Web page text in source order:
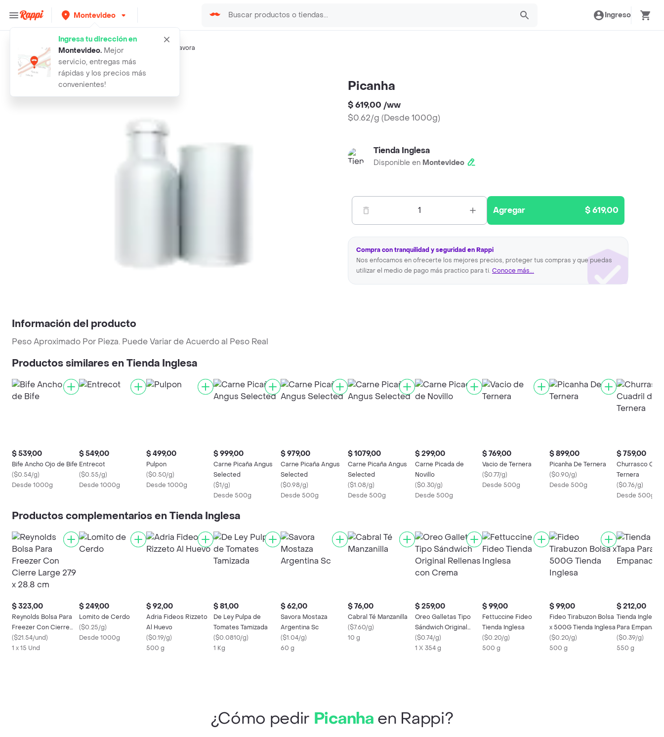
Montevideo
Ingresa tu dirección en
Montevideo. Mejor
servicio, entregas más
rápidas y los precios más
convenientes!
Ingreso
Búsquedas relacionadas:Res Reynolds Savora
Rappi picanha
Picanha
$ 619,00 /ww
$0.62/g (Desde 1000g)
Tienda Inglesa
Disponible en Montevideo
1 Agregar $ 619,00
Compra con tranquilidad y seguridad en Rappi
Nos enfocamos en ofrecerte los mejores precios, proteger tus compras y que puedas
utilizar el medio de pago más practico para ti. Conoce más...
Información del producto
Peso Aproximado Por Pieza. Puede Variar de Acuerdo al Peso Real
Productos similares en Tienda Inglesa
$ 539,00
Bife Ancho Ojo de Bife
($0.54/g)
Desde 1000g
$ 549,00
Entrecot
($0.55/g)
Desde 1000g
$ 499,00
Pulpon
($0.50/g)
Desde 1000g
$ 999,00
Carne Picaña Angus
Selected
($1/g)
Desde 500g
$ 979,00
Carne Picaña Angus
Selected
($0.98/g)
Desde 500g
$ 1079,00
Carne Picaña Angus
Selected
($1.08/g)
Desde 500g
$ 299,00
Carne Picada de
Novillo
($0.30/g)
Desde 500g
$ 769,00
Vacio de Ternera
($0.77/g)
Desde 500g
$ 899,00
Picanha De Ternera
($0.90/g)
Desde 500g
$ 759,00
Churrasco
Ternera
($0.76/g)
Desde 500g
Productos complementarios en Tienda Inglesa
$ 323,00
Reynolds Bolsa Para
Freezer Con Cierre
Large 27.9 x 28.8 cm
($21.54/und)
1 x 15 Und
$ 249,00
Lomito de Cerdo
($0.25/g)
Desde 1000g
$ 92,00
Adria Fideos Rizzeto
Al Huevo
($0.19/g)
500 g
$ 81,00
De Ley Pulpa de
Tomates Tamizada
($0.0810/g)
1 Kg
$ 62,00
Savora Mostaza
Argentina Sc
($1.04/g)
60 g
$ 76,00
Cabral Té Manzanilla
($7.60/g)
10 g
$ 259,00
Oreo Galletas Tipo
Sándwich Original
Rellenas con Crema
($0.74/g)
1 X 354 g
$ 99,00
Fettuccine Fideo
Tienda Inglesa
($0.20/g)
500 g
$ 99,00
Fideo Tirabuzon Bolsa
x 500G Tienda Inglesa
($0.20/g)
500 g
$ 212,00
Tienda Inglesa
Para Empanada.
($0.39/g)
550 g
¿Cómo pedir Picanha en Rappi?